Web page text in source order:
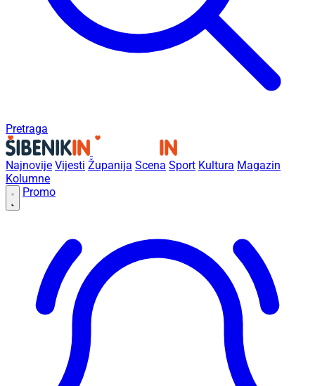
Pretraga
Najnovije Vijesti Županija Scena Sport Kultura Magazin
Kolumne
Promo